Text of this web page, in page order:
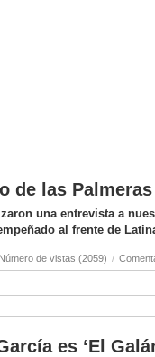
de las Palmeras
una entrevista a
al frente de
Número de vistas (2059) /
es ‘El